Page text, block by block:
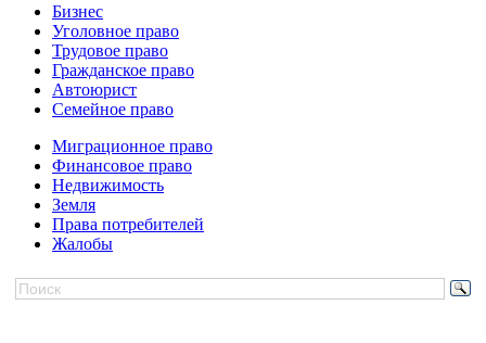
Бизнес
Уголовное право
Трудовое право
Гражданское право
Автоюрист
Семейное право
Миграционное право
Финансовое право
Недвижимость
Земля
Права потребителей
Жалобы